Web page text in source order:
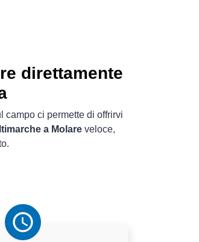
direttamente
campo ci permette di offrirvi
a Molare veloce,